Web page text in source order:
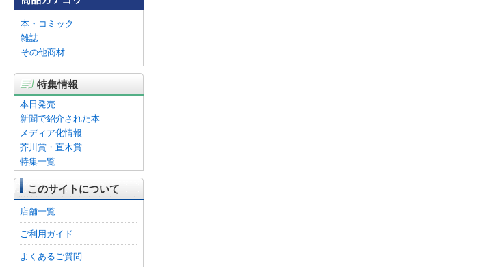
本・コミック
雑誌
その他商材
特集情報
本日発売
新聞で紹介された本
メディア化情報
芥川賞・直木賞
特集一覧
このサイトについて
店舗一覧
ご利用ガイド
よくあるご質問